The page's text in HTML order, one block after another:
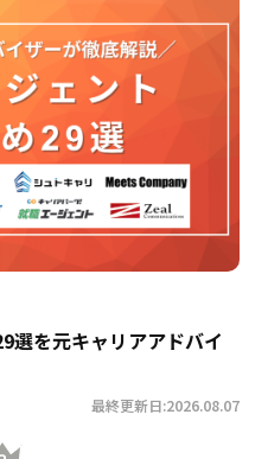
選を元キャリアアドバイ
最終更新日:2026.08.07